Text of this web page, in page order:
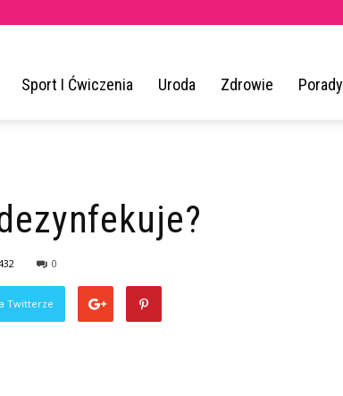
Sport I Ćwiczenia Uroda Zdrowie Porady
0
Twitterze